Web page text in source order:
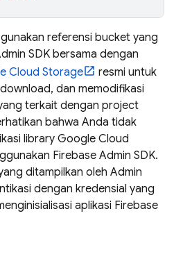
referensi bucket yang
SDK bersama dengan
Cloud Storage
resmi untuk
dan memodifikasi
terkait dengan project
bahwa Anda tidak
library Google Cloud
Firebase Admin SDK.
ditampilkan oleh Admin
dengan kredensial yang
aplikasi Firebase